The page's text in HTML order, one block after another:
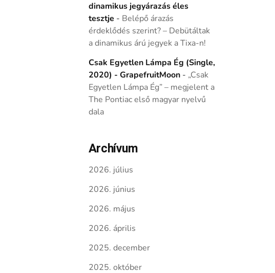
dinamikus jegyárazás éles
tesztje - Belépő árazás
érdeklődés szerint? – Debütáltak
a dinamikus árú jegyek a Tixa-n!
Csak Egyetlen Lámpa Ég (Single,
2020) - GrapefruitMoon- „Csak
Egyetlen Lámpa Ég” – megjelent a
The Pontiac első magyar nyelvű
dala
Archívum
2026. július
2026. június
2026. május
2026. április
2025. december
2025. október